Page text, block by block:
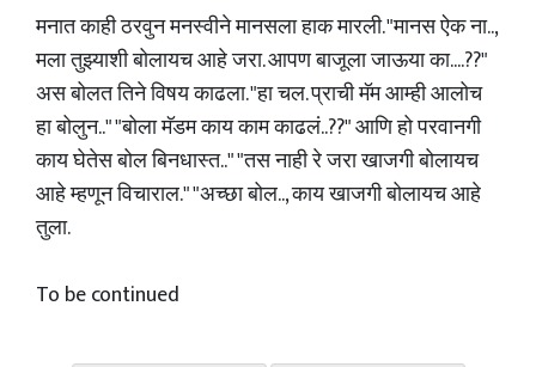
मनात काही ठरवुन मनस्वीने मानसला हाक मारली. "मानस ऐक ना..,
मला तुझ्याशी बोलायच आहे जरा. आपण बाजूला जाऊया का....??"
अस बोलत तिने विषय काढला. "हा चल. प्राची मॅम आम्ही आलोच
हा बोलुन.." "बोला मॅडम काय काम काढलं..??" आणि हो परवानगी
काय घेतेस बोल बिनधास्त.." "तस नाही रे जरा खाजगी बोलायच
आहे म्हणून विचाराल." "अच्छा बोल.., काय खाजगी बोलायच आहे
तुला.
To be continued